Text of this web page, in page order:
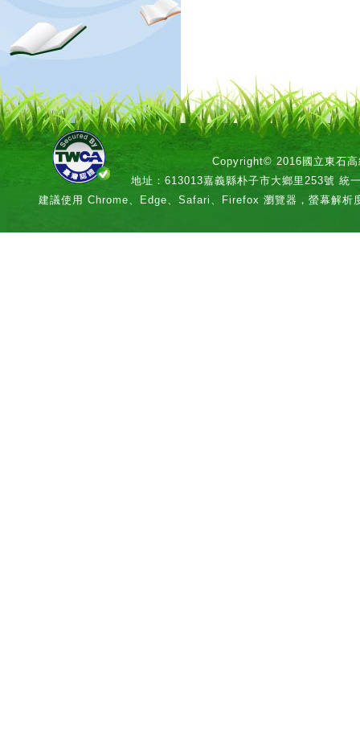
Copyright© 2016國立東石高
地址：613013嘉義縣朴子市大鄉里253號 統
建議使用 Chrome、Edge、Safari、Firefox 瀏覽器，螢幕解